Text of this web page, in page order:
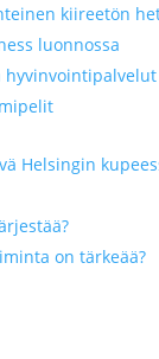
kiireetön
luonnossa
hyvinvointipalvelut
Helsingin
on tärkeää?